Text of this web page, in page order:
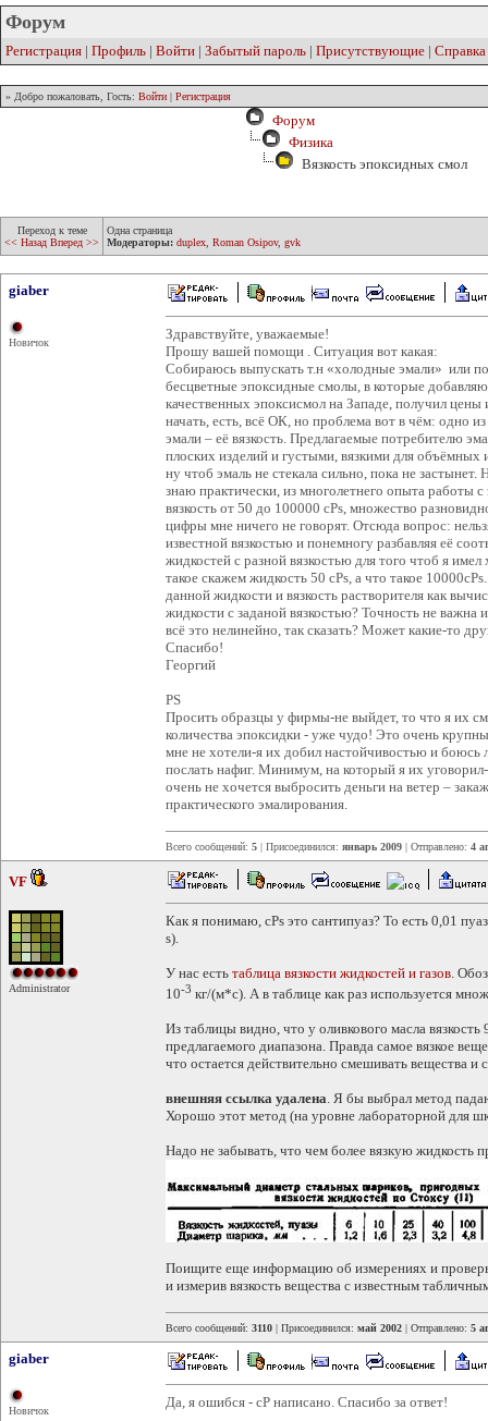
Форум
Регистрация | Профиль | Войти | Забытый пароль | Присутствующие | Справка
» Добро пожаловать, Гость: Войти | Регистрация
Форум
Физика
Вязкость эпоксидных смол
Переход к теме
<< Назад Вперед >>
Одна страница
Модераторы: duplex Roman Osipov, gvk
giaber
Новичок
Здравствуйте, уважаемые!
Прошу вашей помощи . Ситуация вот какая:
Собираюсь выпускать т.н «холодные эмали» или
бесцветные эпоксидные смолы, в которые
качественных эпоксисмол на Западе, получил
начать, есть, всё ОК, но проблема вот в чём: одно
эмали – её вязкость. Предлагаемые потребителю
плоских изделий и густыми, вязкими для объёмных
ну чтоб эмаль не стекала сильно, пока не
знаю практически, из многолетнего опыта работы
вязкость от 50 до 100000 cPs, множество
цифры мне ничего не говорят. Отсюда вопрос:
известной вязкостью и понемногу разбавляя её
жидкостей с разной вязкостью для того чтоб я
такое скажем жидкость 50 cPs, а что такое
данной жидкости и вязкость растворителя как
жидкости с заданой вязкостью? Точность не
всё это нелинейно, так сказать? Может какие-то
Спасибо!
Георгий
PS
Просить образцы у фирмы-не выйдет, то что я их
количества эпоксидки - уже чудо! Это очень
мне не хотели-я их добил настойчивостью и
послать нафиг. Минимум, на который я их
очень не хочется выбросить деньги на ветер –
практического эмалирования.
Всего сообщений: 5 | Присоединился: январь 2009 | Отправлено: 4
VF
Administrator
Как я понимаю, cPs это сантипуаз? То есть 0,01
s).
У нас есть таблица вязкости жидкостей и газов.
10-3 кг/(м*с). А в таблице как раз используется
Из таблицы видно, что у оливкового масла
предлагаемого диапазона. Правда самое вязкое
что остается действительно смешивать вещества и
внешняя ссылка удалена. Я бы выбрал метод
Хорошо этот метод (на уровне лабораторной для
Надо не забывать, что чем более вязкую
Поищите еще информацию об измерениях и
и измерив вязкость вещества с известным
Всего сообщений: 3110 | Присоединился: май 2002 | Отправлено: 5
giaber
Новичок
Да, я ошибся - cP написано. Спасибо за ответ!